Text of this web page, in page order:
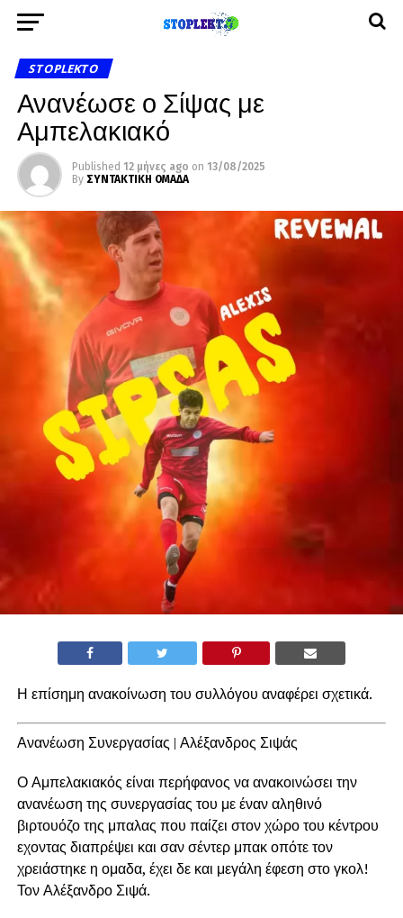
STOPLEKTO
Ανανέωσε ο Σίψας με
Αμπελακιακό
Published 12 μήνες ago on 13/08/2025
By ΣΥΝΤΑΚΤΙΚΗ ΟΜΑΔΑ
Η επίσημη ανακοίνωση του συλλόγου αναφέρει σχετικά.
Ανανέωση Συνεργασίας | Αλέξανδρος Σιψάς
Ο Αμπελακιακός είναι περήφανος να ανακοινώσει την
ανανέωση της συνεργασίας του με έναν αληθινό
βιρτουόζο της μπαλας που παίζει στον χώρο του κέντρου
εχοντας διαπρέψει και σαν σέντερ μπακ οπότε τον
χρειάστηκε η ομαδα, έχει δε και μεγάλη έφεση στο γκολ!
Τον Αλέξανδρο Σιψά.